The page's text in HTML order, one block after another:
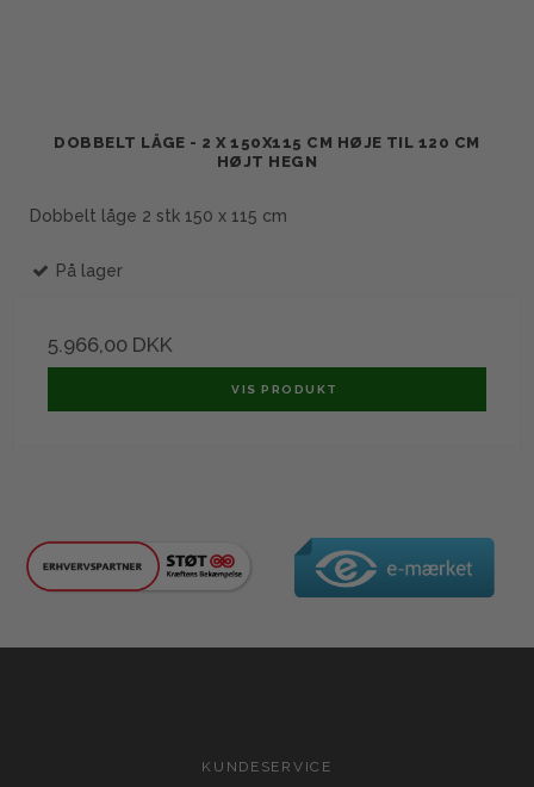
DOBBELT LÅGE - 2 X 150X115 CM HØJE TIL 120 CM
HØJT HEGN
Dobbelt låge 2 stk 150 x 115 cm
På lager
5.966,00 DKK
VIS PRODUKT
KUNDESERVICE